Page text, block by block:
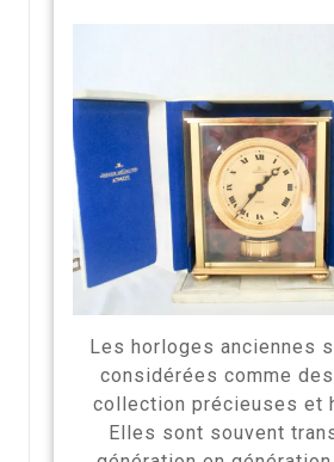
Les horloges anciennes
considérées comme
collection précieuses et
Elles sont souvent